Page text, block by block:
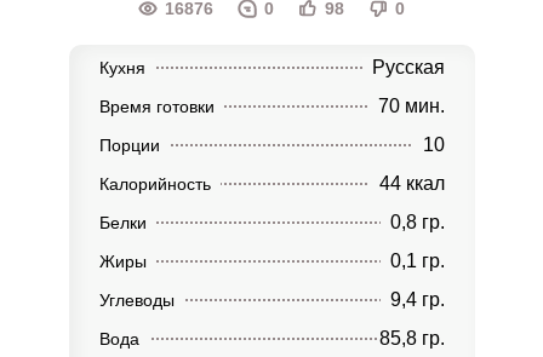
16876 0 98 0
Кухня Русская
Время готовки 70 мин.
Порции 10
Калорийность 44 ккал
Белки 0,8 гр.
Жиры 0,1 гр.
Углеводы 9,4 гр.
Вода 85,8 гр.